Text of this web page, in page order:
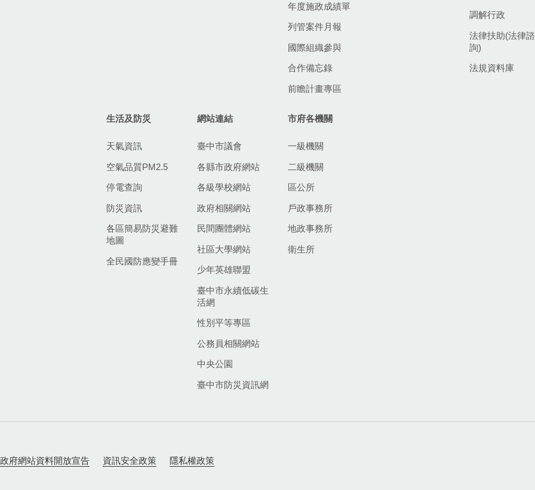
年度施政成績單
列管案件月報
國際組織參與
合作備忘錄
前瞻計畫專區
調解行政
法律扶助(法律諮
詢)
法規資料庫
生活及防災
天氣資訊
空氣品質PM2.5
停電查詢
防災資訊
各區簡易防災避難
地圖
全民國防應變手冊
網站連結
臺中市議會
各縣市政府網站
各級學校網站
政府相關網站
民間團體網站
社區大學網站
少年英雄聯盟
臺中市永續低碳生
活網
性別平等專區
公務員相關網站
中央公園
臺中市防災資訊網
市府各機關
一級機關
二級機關
區公所
戶政事務所
地政事務所
衛生所
政府網站資料開放宣告 資訊安全政策 隱私權政策